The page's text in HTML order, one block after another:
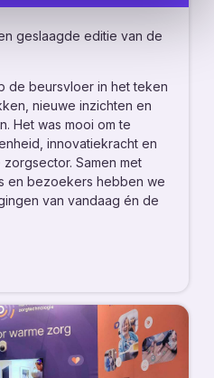
geslaagde editie van de
de beursvloer in het teken
nieuwe inzichten en
Het was mooi om te
innovatiekracht en
Samen met
en bezoekers hebben we
van vandaag én de